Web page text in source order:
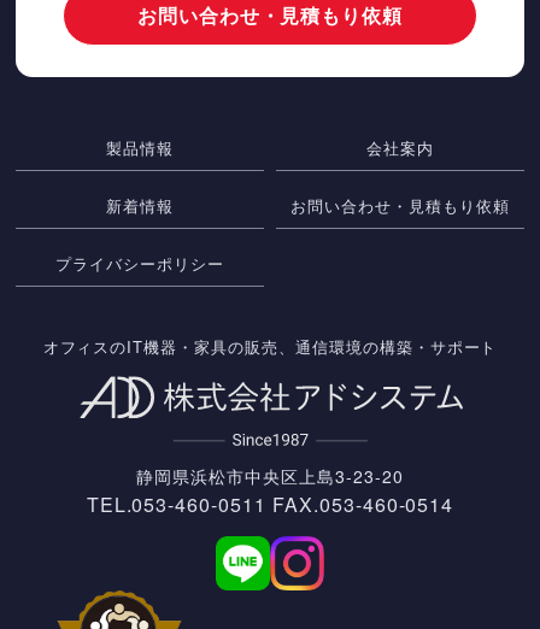
お問い合わせ・見積もり依頼
製品情報 会社案内
新着情報 お問い合わせ・見積もり依頼
プライバシーポリシー
オフィスのIT機器・家具の販売、通信環境の構築・サポート
静岡県浜松市中央区上島3-23-20
TEL.053-460-0511 FAX.053-460-0514